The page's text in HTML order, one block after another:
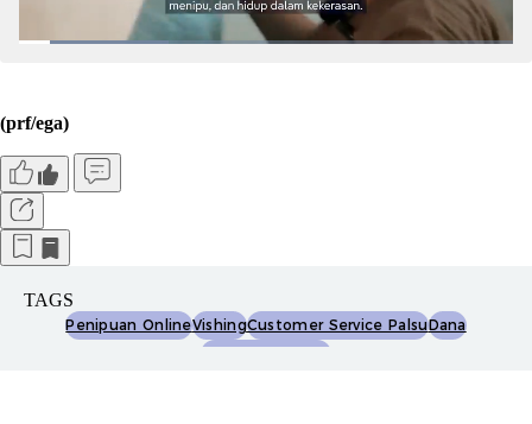
(prf/ega)
TAGS
Penipuan OnlineVishingCustomer Service PalsuDana